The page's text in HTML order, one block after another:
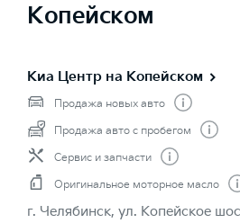
Копейском
Киа Центр на Копейском
Продажа новых авто
Продажа авто с пробегом
Сервис и запчасти
Оригинальное моторное масло
г. Челябинск, ул. Копейское